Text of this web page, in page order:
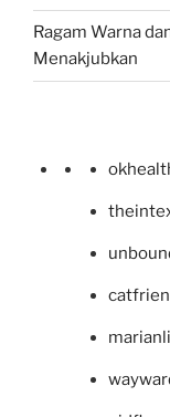
Ragam Warna
Menakjubkan